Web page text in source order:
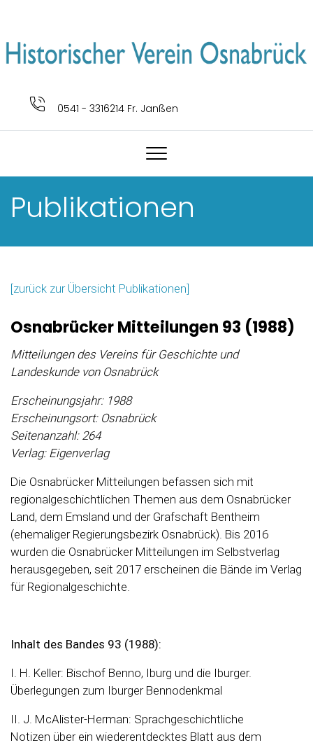
0541 - 3316214 Fr. Janßen
Publikationen
[zurück zur Übersicht Publikationen]
Osnabrücker Mitteilungen 93 (1988)
Mitteilungen des Vereins für Geschichte und
Landeskunde von Osnabrück
Erscheinungsjahr: 1988
Erscheinungsort: Osnabrück
Seitenanzahl: 264
Verlag: Eigenverlag
Die Osnabrücker Mitteilungen befassen sich mit
regionalgeschichtlichen Themen aus dem Osnabrücker
Land, dem Emsland und der Grafschaft Bentheim
(ehemaliger Regierungsbezirk Osnabrück). Bis 2016
wurden die Osnabrücker Mitteilungen im Selbstverlag
herausgegeben, seit 2017 erscheinen die Bände im Verlag
für Regionalgeschichte.
Inhalt des Bandes 93 (1988):
I. H. Keller: Bischof Benno, Iburg und die Iburger.
Überlegungen zum Iburger Bennodenkmal
II. J. McAlister-Herman: Sprachgeschichtliche
Notizen über ein wiederentdecktes Blatt aus dem